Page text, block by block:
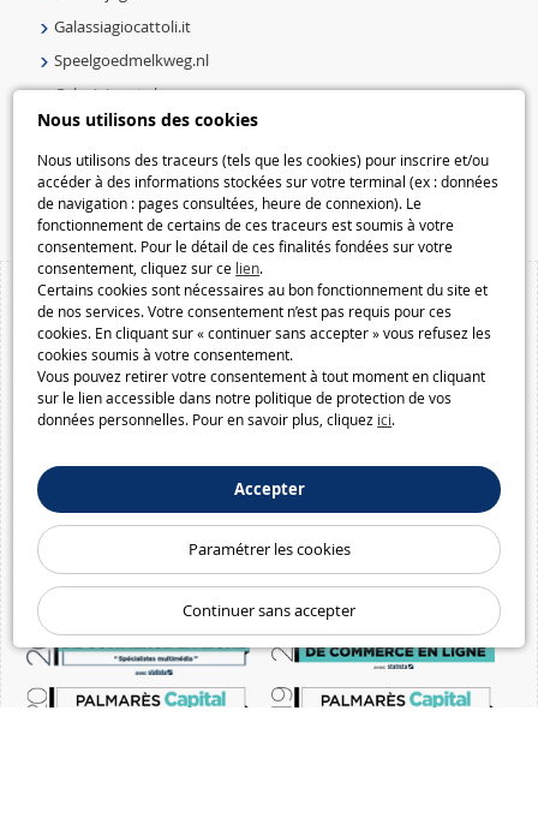
Nous utilisons des cookies
Nous utilisons des traceurs (tels que les cookies) pour inscrire et/ou
accéder à des informations stockées sur votre terminal (ex : données
de navigation : pages consultées, heure de connexion). Le
fonctionnement de certains de ces traceurs est soumis à votre
consentement. Pour le détail de ces finalités fondées sur votre
consentement, cliquez sur ce lien.
Certains cookies sont nécessaires au bon fonctionnement du site et
de nos services. Votre consentement n’est pas requis pour ces
cookies. En cliquant sur « continuer sans accepter » vous refusez les
cookies soumis à votre consentement.
Vous pouvez retirer votre consentement à tout moment en cliquant
sur le lien accessible dans notre politique de protection de vos
données personnelles. Pour en savoir plus, cliquez ici.
Accepter
Paramétrer les cookies
Continuer sans accepter
Galassiagiocattoli.it
Speelgoedmelkweg.nl
Galaxiejouets.be
Galaxiespielzeug.be
Speelgoedmelkweg.be
Macway.com